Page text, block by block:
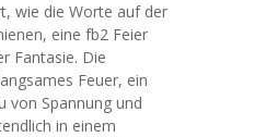
wie die Worte auf der
eine fb2 Feier
Fantasie. Die
Feuer, ein
von Spannung und
in einem